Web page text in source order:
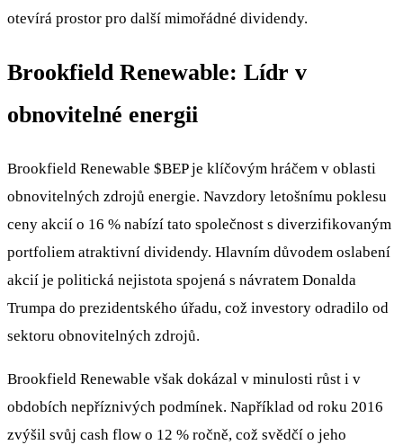
otevírá prostor pro další mimořádné dividendy.
Brookfield Renewable: Lídr v
obnovitelné energii
Brookfield Renewable $BEPje klíčovým hráčem v oblasti
obnovitelných zdrojů energie. Navzdory letošnímu poklesu
ceny akcií o 16 % nabízí tato společnost s diverzifikovaným
portfoliem atraktivní dividendy. Hlavním důvodem oslabení
akcií je politická nejistota spojená s návratem Donalda
Trumpa do prezidentského úřadu, což investory odradilo od
sektoru obnovitelných zdrojů.
Brookfield Renewable však dokázal v minulosti růst i v
obdobích nepříznivých podmínek. Například od roku 2016
zvýšil svůj cash flow o 12 % ročně, což svědčí o jeho